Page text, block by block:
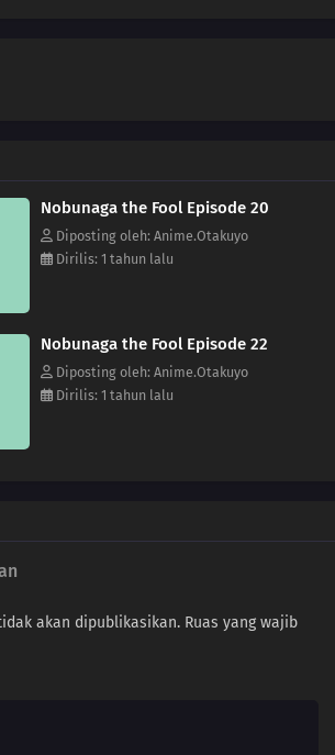
Nobunaga the Fool Episode 20
Diposting oleh: Anime.Otakuyo
Dirilis: 1 tahun lalu
Nobunaga the Fool Episode 22
Diposting oleh: Anime.Otakuyo
Dirilis: 1 tahun lalu
akan dipublikasikan. Ruas yang wajib